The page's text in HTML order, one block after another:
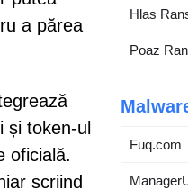
a părea
token-ul
oficială.
scriind
Hlas
Poaz
Fuq.com